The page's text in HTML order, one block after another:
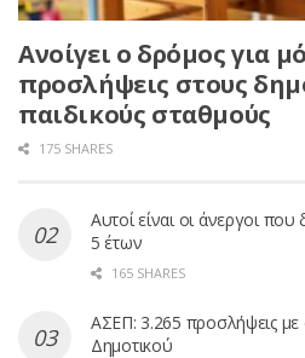
Ανοίγει ο δρόμος για
προσλήψεις στους
παιδικούς σταθμούς
175 SHARES
Αυτοί είναι οι άνεργοι
5 έτων
165 SHARES
ΑΣΕΠ: 3.265 προσλήψεις με
Δημοτικού